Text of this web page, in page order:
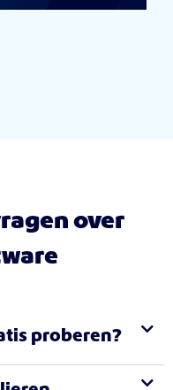
over
proberen?